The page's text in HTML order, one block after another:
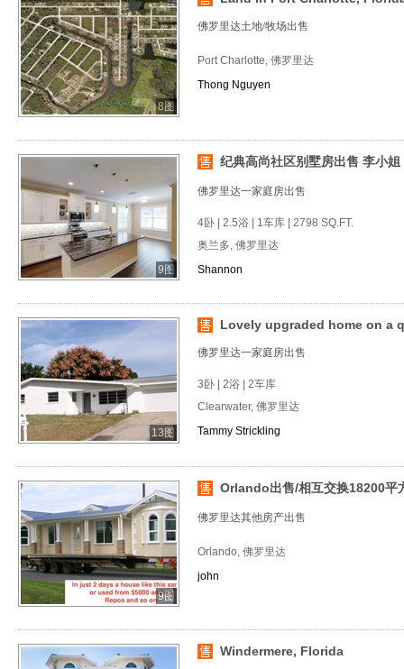
8图
佛罗里达土地/牧场出售
Port Charlotte, 佛罗里达
Thong Nguyen
9图
纪典高尚社区别墅房出售 李小
佛罗里达一家庭房出售
4卧 | 2.5浴 | 1车库 | 2798 SQ.FT.
奥兰多, 佛罗里达
Shannon
13图
Lovely upgraded home on a
佛罗里达一家庭房出售
3卧 | 2浴 | 2车库
Clearwater, 佛罗里达
Tammy Strickling
9图
Orlando出售/相互交换18200平
佛罗里达其他房产出售
Orlando, 佛罗里达
john
Windermere, Florida